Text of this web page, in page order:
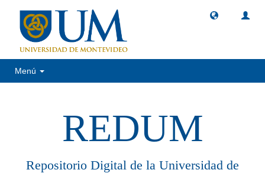
Menú
REDUM
Repositorio Digital de la Universidad de